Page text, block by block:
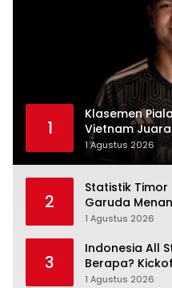
1
Klasemen
Vietnam
Indonesia
1 Agustus 2026
2
Statistik Timor
Garuda
Angka Lebih
1 Agustus 2026
3
Indonesia All
Berapa?
Nonton
1 Agustus 2026